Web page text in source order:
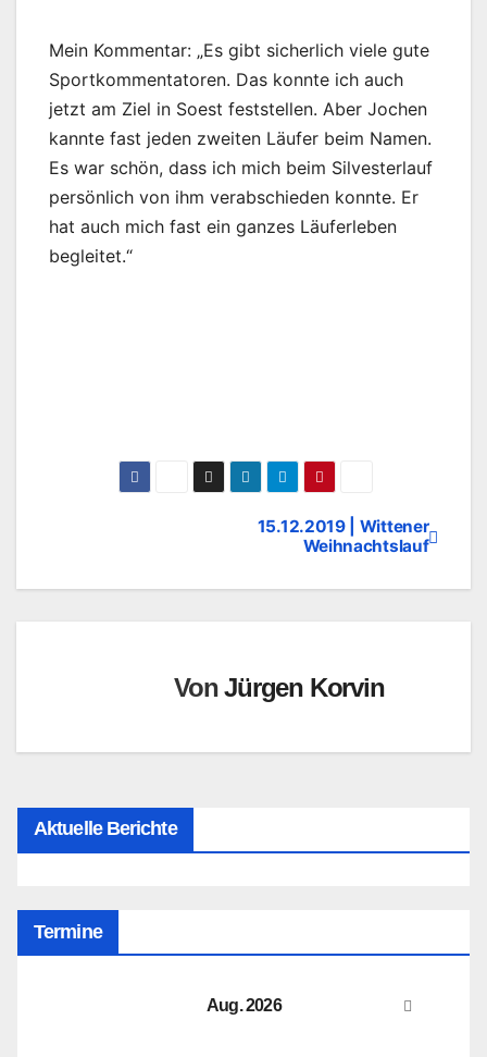
Mein Kommentar: „Es gibt sicherlich viele gute
Sportkommentatoren. Das konnte ich auch
jetzt am Ziel in Soest feststellen. Aber Jochen
kannte fast jeden zweiten Läufer beim Namen.
Es war schön, dass ich mich beim Silvesterlauf
persönlich von ihm verabschieden konnte. Er
hat auch mich fast ein ganzes Läuferleben
begleitet.“
Beitragsnavigation15.12.2019 | Wittener
Weihnachtslauf
VonJürgen Korvin
Aktuelle Berichte
Termine
Aug. 2026